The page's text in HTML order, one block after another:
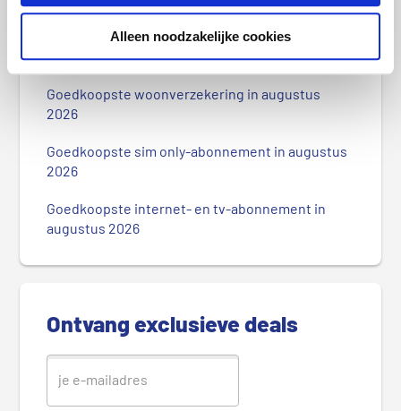
Alleen noodzakelijke cookies
P
i
e
Meest recente berichten
Goedkoopste woonverzekering in augustus
2026
Goedkoopste sim only-abonnement in augustus
2026
Goedkoopste internet- en tv-abonnement in
augustus 2026
Ontvang exclusieve deals